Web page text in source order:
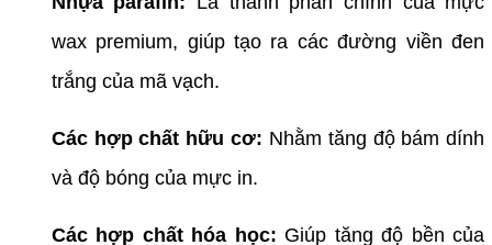
wax premium, giúp tạo ra các đường viền đen
trắng của mã vạch.
Các hợp chất hữu cơ: Nhằm tăng độ bám dính
và độ bóng của mực in.
Các hợp chất hóa học: Giúp tăng độ bền của